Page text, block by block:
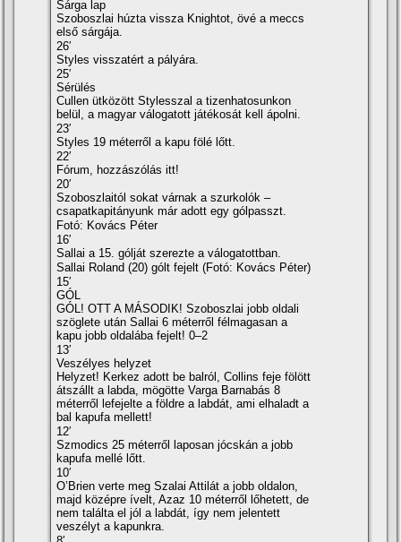
Sárga lap
Szoboszlai húzta vissza Knightot, övé a meccs
első sárgája.
26′
Styles visszatért a pályára.
25′
Sérülés
Cullen ütközött Stylesszal a tizenhatosunkon
belül, a magyar válogatott játékosát kell ápolni.
23′
Styles 19 méterről a kapu fölé lőtt.
22′
Fórum, hozzászólás itt!
20′
Szoboszlaitól sokat várnak a szurkolók –
csapatkapitányunk már adott egy gólpasszt.
Fotó: Kovács Péter
16′
Sallai a 15. gólját szerezte a válogatottban.
Sallai Roland (20) gólt fejelt (Fotó: Kovács Péter)
15′
GÓL
GÓL! OTT A MÁSODIK! Szoboszlai jobb oldali
szöglete után Sallai 6 méterről félmagasan a
kapu jobb oldalába fejelt! 0–2
13′
Veszélyes helyzet
Helyzet! Kerkez adott be balról, Collins feje fölött
átszállt a labda, mögötte Varga Barnabás 8
méterről lefejelte a földre a labdát, ami elhaladt a
bal kapufa mellett!
12′
Szmodics 25 méterről laposan jócskán a jobb
kapufa mellé lőtt.
10′
O’Brien verte meg Szalai Attilát a jobb oldalon,
majd középre ívelt, Azaz 10 méterről lőhetett, de
nem találta el jól a labdát, így nem jelentett
veszélyt a kapunkra.